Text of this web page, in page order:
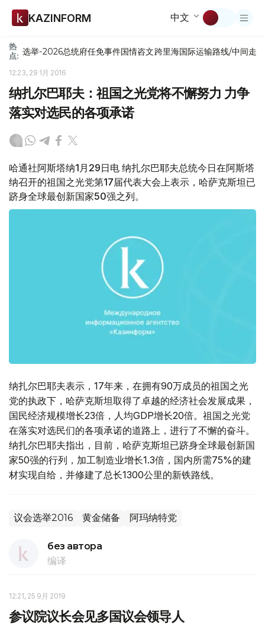
KAZINFORM 中文
热
点: 选举-2026总统府任免事件国情咨文跨里海国际运输路线/中间走廊
12:23, 29 1月 2016
纳扎尔巴耶夫：祖国之光党将不懈努力 力争
落实对选民的各项承诺
哈通社阿斯塔纳1月29日电 纳扎尔巴耶夫总统今日在阿斯塔
纳召开的祖国之光党第17届代表大会上表示，哈萨克斯坦已
跻身全球最创新国家50强之列。
纳扎尔巴耶夫表示，17年来，在拥有90万成员的祖国之光
党的执政下，哈萨克斯坦取得了卓越的经济社会发展成果，
国民经济规模增长23倍，人均GDP增长20倍。祖国之光党
在落实对选民们的各项承诺的道路上，进行了不懈的奋斗。
纳扎尔巴耶夫指出，目前，哈萨克斯坦已跻身全球最创新国
家50强的行列，加工制造业增长1.3倍，国内所需75%的建
材实现自给，并修建了总长1300公里的新铁路线。
议会选举2016 黄金储备 阿玛纳特党
без автора
编译
12:21, 25 9月 2019
参议院议长会见多国议会领导人